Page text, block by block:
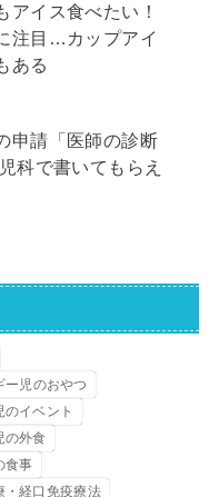
アイス食べたい！
注目…カップアイ
ある
申請「医師の診断
科で書いてもらえ
ー児のおやつ
のイベント
の外食
食事
・経口免疫療法